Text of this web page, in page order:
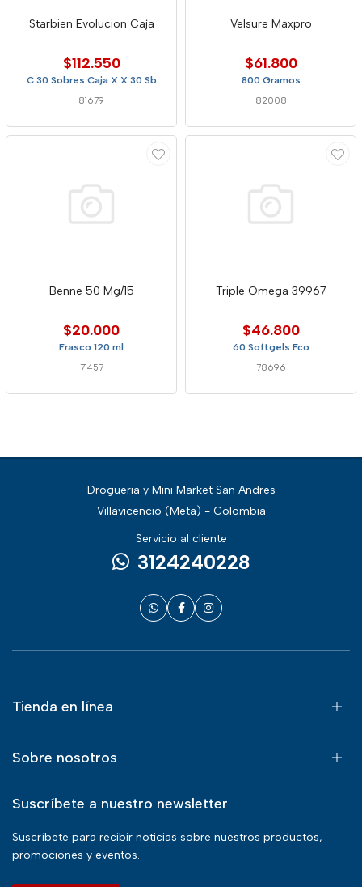
Starbien Evolucion Caja
$112.550
C 30 Sobres Caja X X 30 Sb
81679
Velsure Maxpro
$61.800
800 Gramos
82008
Benne 50 Mg/15
$20.000
Frasco 120 ml
71457
Triple Omega 39967
$46.800
60 Softgels Fco
78696
Drogueria y Mini Market San Andres
Villavicencio (Meta) - Colombia
Servicio al cliente
3124240228
Tienda en línea
Sobre nosotros
Suscríbete a nuestro newsletter
Suscríbete para recibir noticias sobre nuestros productos,
promociones y eventos.